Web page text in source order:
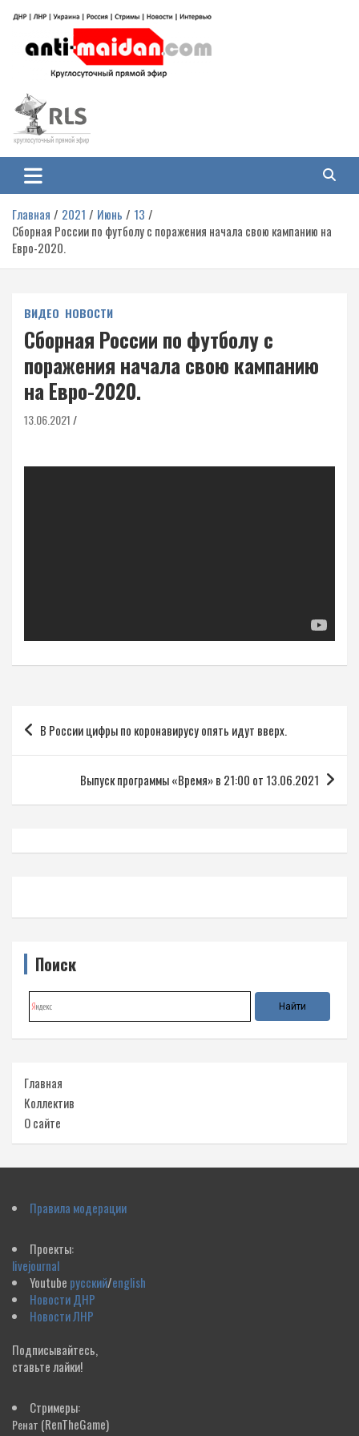
содержимому
Антимайдан: Гражданская война
на Украине
гражданской войне на Украине, включая события в Новороссии, ДНР,
ЛНР и других регионах.
Главная 2021 Июнь
13
Сборная России по футболу с поражения начала свою кампанию на
Евро-2020.
ВИДЕО НОВОСТИ
Сборная России по футболу с
поражения начала свою кампанию
на Евро-2020.
13.06.2021
Навигация
по
В России цифры по коронавирусу опять идут вверх.
Выпуск программы «Время» в 21:00 от 13.06.2021
Поиск
Главная
Коллектив
О сайте
Правила модерации
Проекты:
livejournal
Youtube русский/english
Новости ДНР
Новости ЛНР
Подписывайтесь,
ставьте лайки!
Стримеры:
Ренат (RenTheGame)